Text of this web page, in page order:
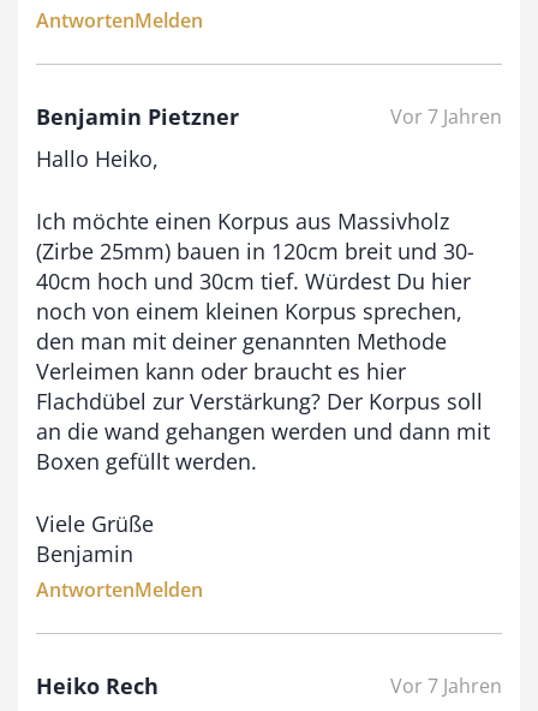
AntwortenMelden
Benjamin Pietzner Vor 7 Jahren
Hallo Heiko,
Ich möchte einen Korpus aus Massivholz
(Zirbe 25mm) bauen in 120cm breit und 30-
40cm hoch und 30cm tief. Würdest Du hier
noch von einem kleinen Korpus sprechen,
den man mit deiner genannten Methode
Verleimen kann oder braucht es hier
Flachdübel zur Verstärkung? Der Korpus soll
an die wand gehangen werden und dann mit
Boxen gefüllt werden.
Viele Grüße
Benjamin
AntwortenMelden
Heiko Rech Vor 7 Jahren